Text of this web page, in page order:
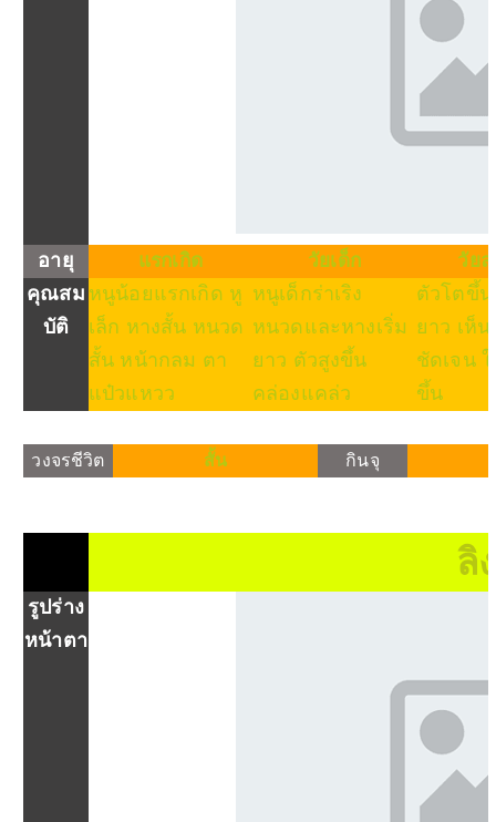
อายุ แรกเกิด วัยเด็ก วัย
คุณสม
บัติ
หนูน้อยแรกเกิด หู
เล็ก หางสั้น หนวด
สั้น หน้ากลม ตา
แป๋วแหวว
หนูเด็กร่าเริง
หนวดและหางเริ่ม
ยาว ตัวสูงขึ้น
คล่องแคล่ว
ตัวโตขึ้
ยาว เห็
ชัดเจน
ขึ้น
วงจรชีวิต สั้น กินจุ
ลิ
รูปร่าง
หน้าตา